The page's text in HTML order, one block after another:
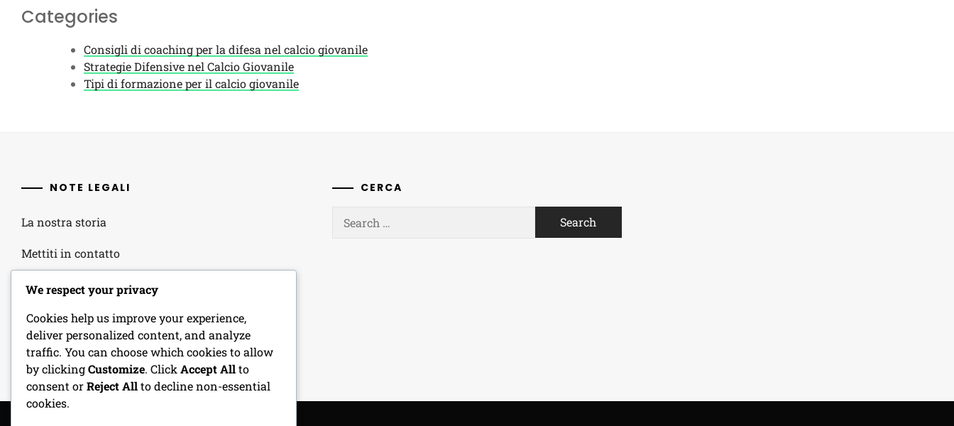
Categories
Consigli di coaching per la difesa nel calcio giovanile
Strategie Difensive nel Calcio Giovanile
Tipi di formazione per il calcio giovanile
NOTE LEGALI
La nostra storia
Mettiti in contatto
La tua privacy
Termini di servizio
Preferenze sui cookie
CERCA
for:
We respect your privacy
Cookies help us improve your experience,
deliver personalized content, and analyze
traffic. You can choose which cookies to allow
by clickingCustomize. ClickAccept Allto
consent orReject Allto decline non-essential
cookies.